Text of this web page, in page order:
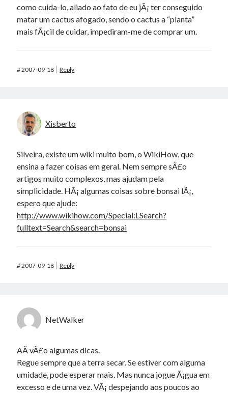
como cuida-lo, aliado ao fato de eu jÃ¡ ter conseguido
matar um cactus afogado, sendo o cactus a “planta”
mais fÃ¡cil de cuidar, impediram-me de comprar um.
#2007-09-18 Reply
Xisberto
Silveira, existe um wiki muito bom, o WikiHow, que
ensina a fazer coisas em geral. Nem sempre sÃ£o
artigos muito complexos, mas ajudam pela
simplicidade. HÃ¡ algumas coisas sobre bonsai lÃ¡,
espero que ajude:
http://www.wikihow.com/Special:LSearch?
fulltext=Search&search=bonsai
#2007-09-18 Reply
NetWalker
AÃ­ vÃ£o algumas dicas.
Regue sempre que a terra secar. Se estiver com alguma
umidade, pode esperar mais. Mas nunca jogue Ã¡gua em
excesso e de uma vez. VÃ¡ despejando aos poucos ao